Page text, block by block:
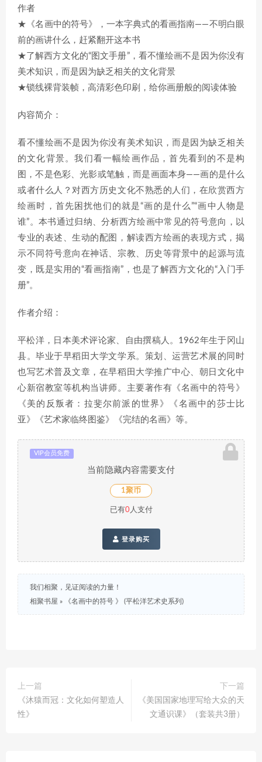
作者
★《名画中的符号》，一本字典式的看画指南——不明白眼
前的画讲什么，赶紧翻开这本书
★了解西方文化的“图文手册”，看不懂绘画不是因为你没有
美术知识，而是因为缺乏相关的文化背景
★锁线裸背装帧，高清彩色印刷，给你画册般的阅读体验
内容简介：
看不懂绘画不是因为你没有美术知识，而是因为缺乏相关
的文化背景。我们看一幅绘画作品，首先看到的不是构
图，不是色彩、光影或笔触，而是画面本身——画的是什么
或者什么人？对西方历史文化不熟悉的人们，在欣赏西方
绘画时，首先困扰他们的就是“画的是什么”“画中人物是
谁”。本书通过归纳、分析西方绘画中常见的符号意向，以
专业的表述、生动的配图，解读西方绘画的表现方式，揭
示不同符号意向在神话、宗教、历史等背景中的起源与流
变，既是实用的“看画指南”，也是了解西方文化的“入门手
册”。
作者介绍：
平松洋，日本美术评论家、自由撰稿人。1962年生于冈山
县。毕业于早稻田大学文学系。策划、运营艺术展的同时
也写艺术普及文章，在早稻田大学推广中心、朝日文化中
心新宿教室等机构当讲师。主要著作有《名画中的符号》
《美的反叛者：拉斐尔前派的世界》《名画中的莎士比
亚》《艺术家临终图鉴》《完结的名画》等。
VIP会员免费
当前隐藏内容需要支付
1聚币
已有0人支付
登录购买
我们相聚，见证阅读的力量！
相聚书屋 » 《名画中的符号 》 (平松洋艺术史系列)
上一篇
《沐猿而冠：文化如何塑造人
性》
下一篇
《美国国家地理写给大众的天
文通识课》（套装共3册）